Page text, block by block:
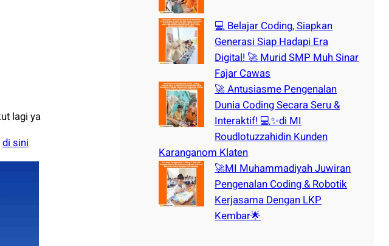
lagi ya
di sini
💻 Belajar Coding, Siapkan
Generasi Siap Hadapi Era
Digital! 🚀 Murid SMP Muh Sinar
Fajar Cawas
🚀 Antusiasme Pengenalan
Dunia Coding Secara Seru &
Interaktif! 💻✨di MI
Roudlotuzzahidin Kunden
Karanganom Klaten
🚀MI Muhammadiyah Juwiran
Pengenalan Coding & Robotik
Kerjasama Dengan LKP
Kembar🌟